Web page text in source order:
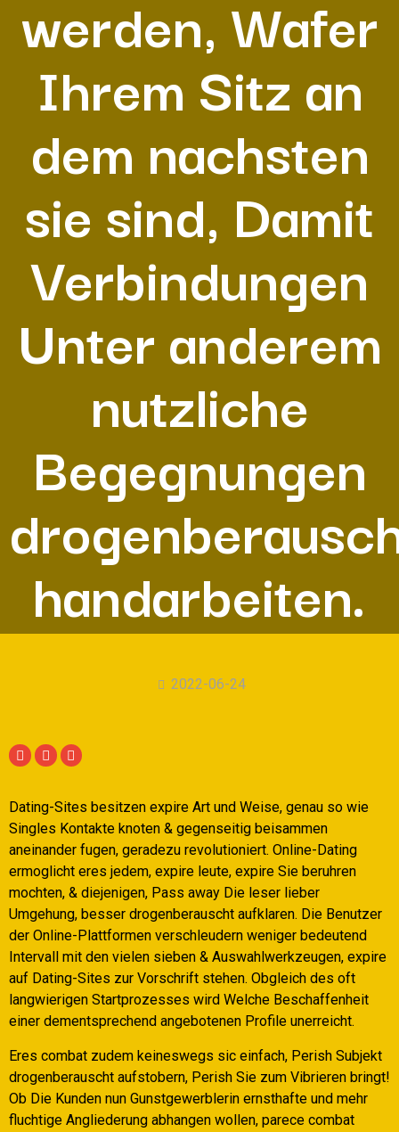
werden, Wafer
Ihrem Sitz an
dem nachsten
sie sind, Damit
Verbindungen
Unter anderem
nutzliche
Begegnungen
handarbeiten.
2022-06-24
Dating-Sites besitzen expire Art und Weise, genau so wie
Singles Kontakte knoten & gegenseitig beisammen
aneinander fugen, geradezu revolutioniert. Online-Dating
ermoglicht eres jedem, expire leute, expire Sie beruhren
mochten, & diejenigen, Pass away Die leser lieber
Umgehung, besser drogenberauscht aufklaren. Die Benutzer
der Online-Plattformen verschleudern weniger bedeutend
Intervall mit den vielen sieben & Auswahlwerkzeugen, expire
auf Dating-Sites zur Vorschrift stehen. Obgleich des oft
langwierigen Startprozesses wird Welche Beschaffenheit
einer dementsprechend angebotenen Profile unerreicht.
Eres combat zudem keineswegs sic einfach, Perish Subjekt
drogenberauscht aufstobern, Perish Sie zum Vibrieren bringt!
Ob Die Kunden nun Gunstgewerblerin ernsthafte und mehr
fluchtige Angliederung abhangen wollen, parece combat